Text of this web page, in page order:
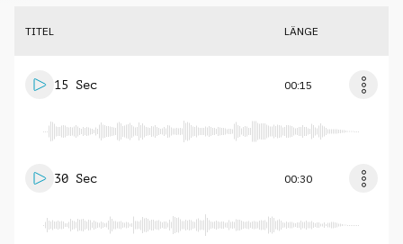
TITEL LÄNGE
15 Sec 00:15
30 Sec 00:30